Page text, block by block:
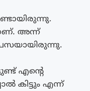
അന്ന്
എൻ്റെ
കിട്ടും എന്ന്